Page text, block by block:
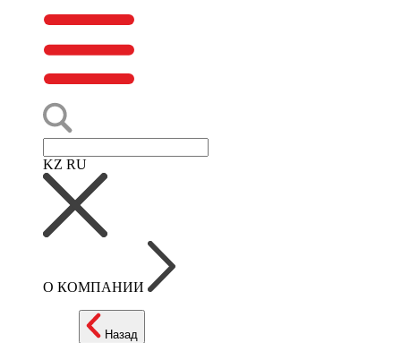
KZ RU
О КОМПАНИИ
Назад